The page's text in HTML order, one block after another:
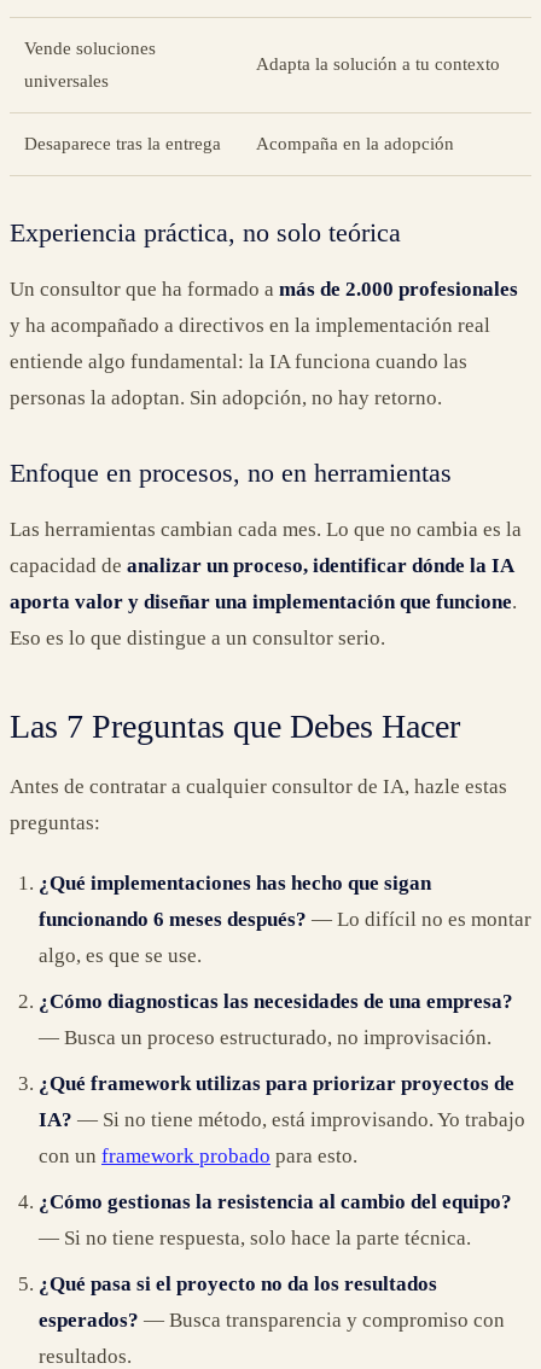
Vende soluciones
universales
Adapta la solución a tu contexto
Desaparece tras la entrega Acompaña en la adopción
Experiencia práctica, no solo teórica
Un consultor que ha formado a más de 2.000 profesionales
y ha acompañado a directivos en la implementación real
entiende algo fundamental: la IA funciona cuando las
personas la adoptan. Sin adopción, no hay retorno.
Enfoque en procesos, no en herramientas
Las herramientas cambian cada mes. Lo que no cambia es la
capacidad de analizar un proceso, identificar dónde la IA
aporta valor y diseñar una implementación que funcione.
Eso es lo que distingue a un consultor serio.
Las 7 Preguntas que Debes Hacer
Antes de contratar a cualquier consultor de IA, hazle estas
preguntas:
¿Qué implementaciones has hecho que sigan
funcionando 6 meses después? — Lo difícil no es montar
algo, es que se use.
¿Cómo diagnosticas las necesidades de una empresa?
— Busca un proceso estructurado, no improvisación.
¿Qué framework utilizas para priorizar proyectos de
IA? — Si no tiene método, está improvisando. Yo trabajo
con un framework probado para esto.
¿Cómo gestionas la resistencia al cambio del equipo?
— Si no tiene respuesta, solo hace la parte técnica.
¿Qué pasa si el proyecto no da los resultados
esperados? — Busca transparencia y compromiso con
resultados.